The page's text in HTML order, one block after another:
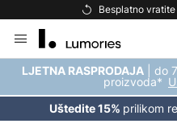
Besplatno vratite robu u roku od
to
Content
LJETNA RASPRODAJA | do
proizvoda*
Uštedite 15% prilikom